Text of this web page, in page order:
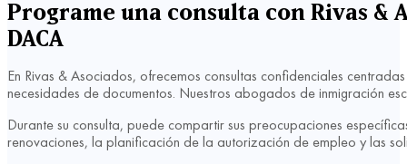
Programe una consulta con Rivas &
DACA
En Rivas & Asociados, ofrecemos consultas confidenciales
necesidades de documentos. Nuestros abogados de inmigración
Durante su consulta, puede compartir sus preocupaciones
renovaciones, la planificación de la autorización de empleo y las